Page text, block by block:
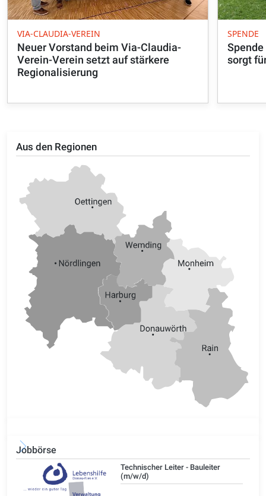
Aus den Regionen
Jobbörse
Technischer Leiter - Bauleiter
(m/w/d)
VIA-CLAUDIA-VEREIN
Neuer Vorstand beim Via-Claudia-
Verein-Verein setzt auf stärkere
Regionalisierung
SPENDE
Spende
sorgt